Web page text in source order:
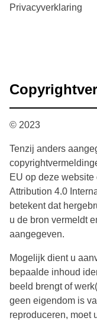
Privacyverklaring
© 2023
Tenzij anders
EU op deze website
Attribution 4.0
betekent dat
u de bron vermeldt
aangegeven.
Mogelijk dient u
bepaalde inhoud
beeld brengt of
geen eigendom is
reproduceren, moet